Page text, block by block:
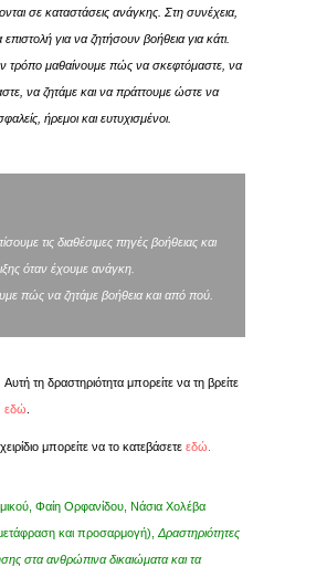
σε καταστάσεις ανάγκης. Στη συνέχεια,
για να ζητήσουν βοήθεια για κάτι.
τρόπο μαθαίνουμε πώς να σκεφτόμαστε, να
να ζητάμε και να πράττουμε ώστε να
ήρεμοι και ευτυχισμένοι.
τις διαθέσιμες πηγές βοήθειας και
όταν έχουμε ανάγκη.
πώς να ζητάμε βοήθεια και από πού.
Αυτή τη δραστηριότητα μπορείτε να τη βρείτε
εδώ
μπορείτε να το κατεβάσετε εδώ
Φαίη Ορφανίδου, Νάσια Χολέβα
και προσαρμογή), Δραστηριότητες
στα ανθρώπινα δικαιώματα και τα